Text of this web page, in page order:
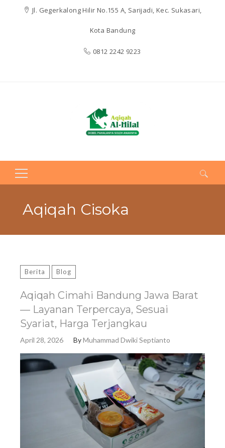
Jl. Gegerkalong Hilir No.155 A, Sarijadi, Kec. Sukasari,
Kota Bandung
0812 2242 9223
Search
Aqiqah Cisoka
Berita Blog
Aqiqah Cimahi Bandung Jawa Barat
— Layanan Terpercaya, Sesuai
Syariat, Harga Terjangkau
April 28, 2026 ByMuhammad Dwiki Septianto